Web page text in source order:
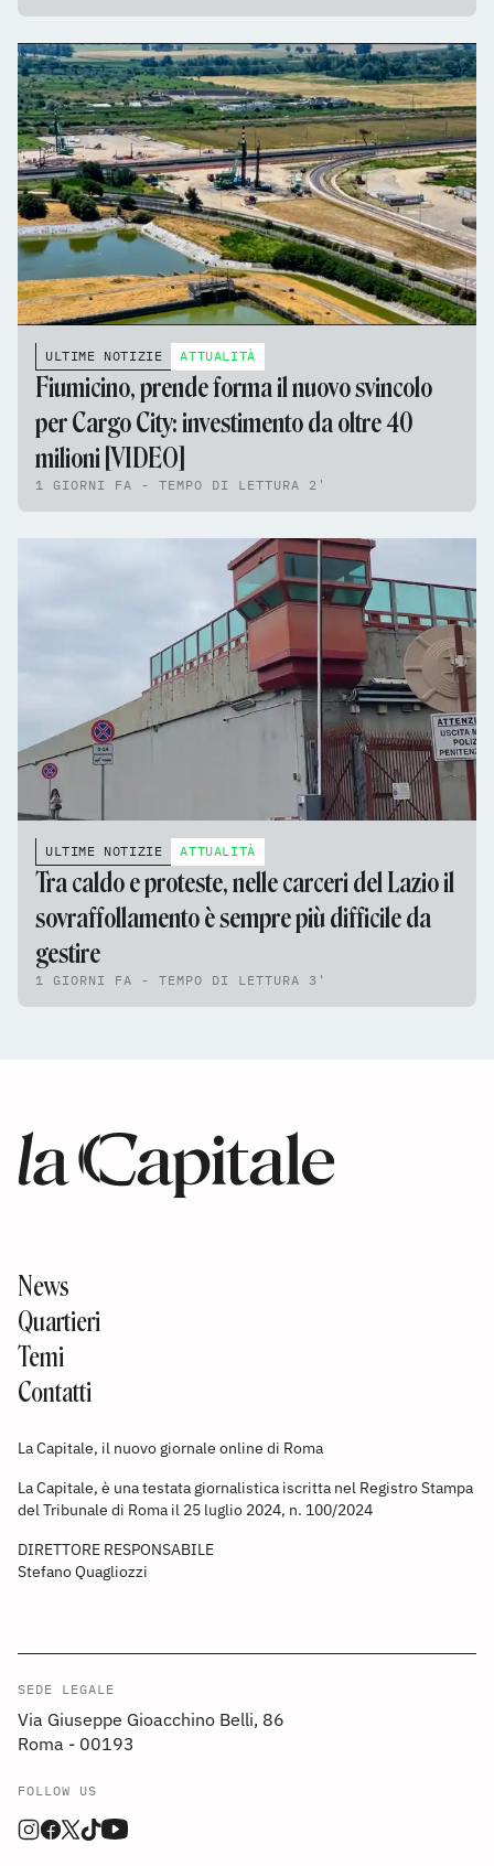
ULTIME NOTIZIE ATTUALITÀ
Fiumicino, prende forma il nuovo svincolo
per Cargo City: investimento da oltre 40
milioni [VIDEO]
1 GIORNI FA - TEMPO DI LETTURA 2'
ULTIME NOTIZIE ATTUALITÀ
Tra caldo e proteste, nelle carceri del Lazio il
sovraffollamento è sempre più difficile da
gestire
1 GIORNI FA - TEMPO DI LETTURA 3'
News
Quartieri
Temi
Contatti
La Capitale, il nuovo giornale online di Roma
La Capitale, è una testata giornalistica iscritta nel Registro Stampa
del Tribunale di Roma il 25 luglio 2024, n. 100/2024
DIRETTORE RESPONSABILE
Stefano Quagliozzi
SEDE LEGALE
Via Giuseppe Gioacchino Belli, 86
Roma - 00193
FOLLOW US